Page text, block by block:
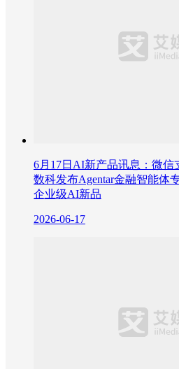
6月17日AI新产品讯息：微
数科发布Agentar金融智能体
企业级AI新品
2026-06-17